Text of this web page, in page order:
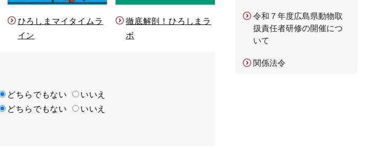
ひろしまマイタイムラ
イン
徹底解剖！ひろしまラ
ボ
どちらでもない
いいえ
どちらでもない いいえ
令和７年度広島県動物取
扱責任者研修の開催につ
いて
関係法令